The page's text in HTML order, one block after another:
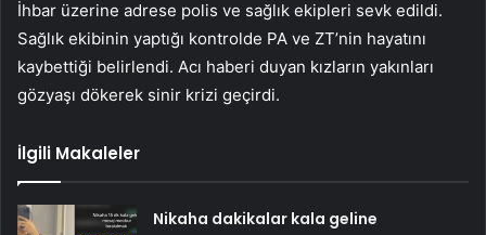
İhbar üzerine adrese polis ve sağlık ekipleri sevk edildi.
Sağlık ekibinin yaptığı kontrolde PA ve ZT’nin hayatını
kaybettiği belirlendi. Acı haberi duyan kızların yakınları
gözyaşı dökerek sinir krizi geçirdi.
İlgili Makaleler
Nikaha dakikalar kala geline